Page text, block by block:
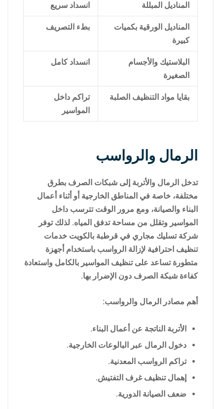
المناديل المبللة انسداد سريع
المناديل الورقية بكميات
كبيرة
بطء التصريف
البلاستيك والأجسام
الصغيرة
انسداد كامل
بقايا مواد التنظيف الصلبة
تراكم داخل
المواسير
الرمال والرواسب
تدخل الرمال والأتربة إلى شبكات الصرف بطرق
مختلفة، خاصة في المناطق الخارجية أو أثناء أعمال
البناء والصيانة، ومع مرور الوقت تترسب داخل
المواسير وتقلل من مساحة تدفق المياه. لذلك توفر
شركة تسليك مجاري في قرطبة بالكويت خدمات
تنظيف احترافية لإزالة الرواسب باستخدام أجهزة
متطورة تساعد على تنظيف المواسير بالكامل واستعادة
كفاءة شبكة الصرف دون الإضرار بها.
أهم مصادر الرمال والرواسب:
الأتربة الناتجة عن أعمال البناء.
دخول الرمال عبر البالوعات الخارجية.
تراكم الرواسب المعدنية.
إهمال تنظيف غرف التفتيش.
ضعف الصيانة الدورية.